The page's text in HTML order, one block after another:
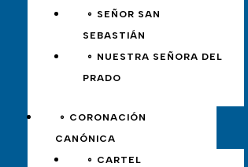
∘ SEÑOR SAN
SEBASTIÁN
∘ NUESTRA SEÑORA DEL
PRADO
∘ CORONACIÓN
CANÓNICA
∘ CARTEL